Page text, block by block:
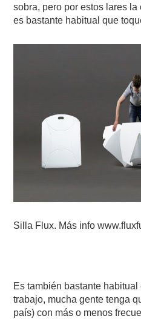
sobra, pero por estos lares
es bastante habitual que
Silla Flux. Más info
Es también bastante
trabajo, mucha gente tenga
país) con más o menos